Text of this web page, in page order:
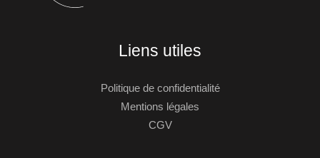
Liens utiles
Politique de confidentialité
Mentions légales
CGV